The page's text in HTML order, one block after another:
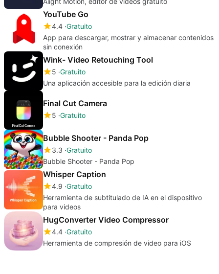
YouTube Go
4.4 Gratuito
App para descargar, mostrar y almacenar contenidos
sin conexión
Wink- Video Retouching Tool
5 Gratuito
Una aplicación accesible para la edición diaria
Final Cut Camera
5 Gratuito
Bubble Shooter - Panda Pop
3.3 Gratuito
Bubble Shooter - Panda Pop
Whisper Caption
4.9 Gratuito
Herramienta de subtitulado de IA en el dispositivo
para videos
HugConverter Video Compressor
4.4 Gratuito
Herramienta de compresión de video para iOS